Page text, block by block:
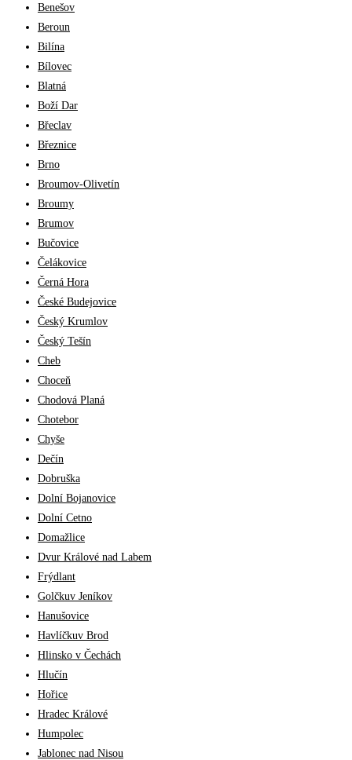
Benešov
Beroun
Bilína
Bílovec
Blatná
Boží Dar
Břeclav
Březnice
Brno
Broumov-Olivetín
Broumy
Brumov
Bučovice
Čelákovice
Černá Hora
České Budejovice
Český Krumlov
Český Tešín
Cheb
Choceň
Chodová Planá
Chotebor
Chyše
Dečín
Dobruška
Dolní Bojanovice
Dolní Cetno
Domažlice
Dvur Králové nad Labem
Frýdlant
Golčkuv Jeníkov
Hanušovice
Havlíčkuv Brod
Hlinsko v Čechách
Hlučín
Hořice
Hradec Králové
Humpolec
Jablonec nad Nisou